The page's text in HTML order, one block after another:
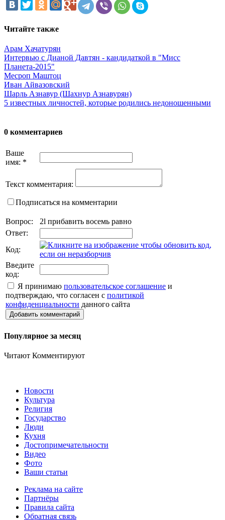
Читайте также
Арам Хачатурян
Интервью с Дианой Давтян - кандидаткой в "Мисс
Планета-2015"
Месроп Маштоц
Иван Айвазовский
Шарль Азнавур (Шахнур Азнавурян)
5 известных личностей, которые родились недоношенными
0 комментариев
Ваше
имя: *
Текст комментария:
Подписаться на комментарии
Вопрос:
2l прибавить восемь равно
Ответ:
Код:
Введите
код:
Я принимаю пользовательское соглашение и
подтверждаю, что согласен с политикой
конфиденциальности данного сайта
Добавить комментарий
Популярное за месяц
Читают Комментируют
Новости
Культура
Религия
Государство
Люди
Кухня
Достопримечательности
Видео
Фото
Ваши статьи
Реклама на сайте
Партнёры
Правила сайта
Обратная связь